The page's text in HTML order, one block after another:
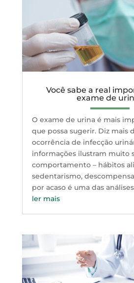
Você sabe a real
exame de
O exame de urina é mais
que possa sugerir. Diz mais
ocorrência de infecção
informações ilustram muito
comportamento – hábitos
sedentarismo,
por acaso é uma das
ler mais